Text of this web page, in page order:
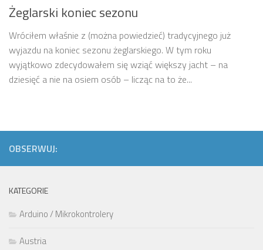
Żeglarski koniec sezonu
Wróciłem właśnie z (można powiedzieć) tradycyjnego już
wyjazdu na koniec sezonu żeglarskiego. W tym roku
wyjątkowo zdecydowałem się wziąć większy jacht – na
dziesięć a nie na osiem osób – licząc na to że...
OBSERWUJ:
KATEGORIE
Arduino / Mikrokontrolery
Austria